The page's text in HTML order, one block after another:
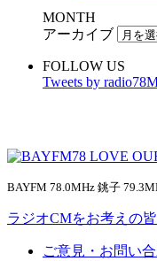
MONTH
アーカイブ
FOLLOW US
Tweets by
BAYFM 78.0MHz 銚子
ラジオCMをお考えの
ご意見・お問い